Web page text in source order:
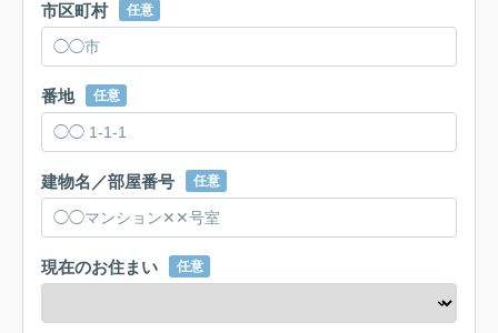
市区町村 任意
番地 任意
建物名／部屋番号 任意
現在のお住まい 任意